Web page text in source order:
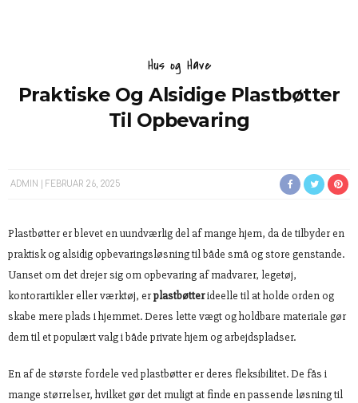
Hus og Have
Praktiske Og Alsidige Plastbøtter
Til Opbevaring
ADMIN FEBRUAR 26, 2025
Plastbøtter er blevet en uundværlig del af mange hjem, da de tilbyder en
praktisk og alsidig opbevaringsløsning til både små og store genstande.
Uanset om det drejer sig om opbevaring af madvarer, legetøj,
kontorartikler eller værktøj, erplastbøtterideelle til at holde orden og
skabe mere plads i hjemmet. Deres lette vægt og holdbare materiale gør
dem til et populært valg i både private hjem og arbejdspladser.
En af de største fordele ved plastbøtter er deres fleksibilitet. De fås i
mange størrelser, hvilket gør det muligt at finde en passende løsning til